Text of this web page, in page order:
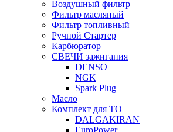
Воздушный фильтр
Фильтр масляный
Фильтр топливный
Ручной Стартер
Карбюратор
СВЕЧИ зажигания
DENSO
NGK
Spark Plug
Масло
Комплект для ТО
DALGAKIRAN
EuroPower